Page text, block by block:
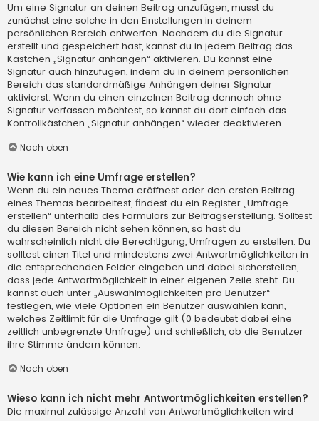
Um eine Signatur an deinen Beitrag anzufügen, musst du
zunächst eine solche in den Einstellungen in deinem
persönlichen Bereich entwerfen. Nachdem du die Signatur
erstellt und gespeichert hast, kannst du in jedem Beitrag das
Kästchen „Signatur anhängen“ aktivieren. Du kannst eine
Signatur auch hinzufügen, indem du in deinem persönlichen
Bereich das standardmäßige Anhängen deiner Signatur
aktivierst. Wenn du einen einzelnen Beitrag dennoch ohne
Signatur verfassen möchtest, so kannst du dort einfach das
Kontrollkästchen „Signatur anhängen“ wieder deaktivieren.
Nach oben
Wie kann ich eine Umfrage erstellen?
Wenn du ein neues Thema eröffnest oder den ersten Beitrag
eines Themas bearbeitest, findest du ein Register „Umfrage
erstellen“ unterhalb des Formulars zur Beitragserstellung. Solltest
du diesen Bereich nicht sehen können, so hast du
wahrscheinlich nicht die Berechtigung, Umfragen zu erstellen. Du
solltest einen Titel und mindestens zwei Antwortmöglichkeiten in
die entsprechenden Felder eingeben und dabei sicherstellen,
dass jede Antwortmöglichkeit in einer eigenen Zeile steht. Du
kannst auch unter „Auswahlmöglichkeiten pro Benutzer“
festlegen, wie viele Optionen ein Benutzer auswählen kann,
welches Zeitlimit für die Umfrage gilt (0 bedeutet dabei eine
zeitlich unbegrenzte Umfrage) und schließlich, ob die Benutzer
ihre Stimme ändern können.
Nach oben
Wieso kann ich nicht mehr Antwortmöglichkeiten erstellen?
Die maximal zulässige Anzahl von Antwortmöglichkeiten wird